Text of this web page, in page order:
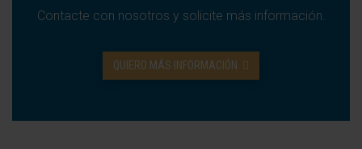
Contacte con nosotros y solicite más información.
QUIERO MÁS INFORMACIÓN